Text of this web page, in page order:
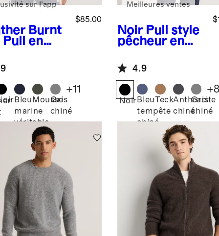
Burnt
Pull en
à col
$85.00
sur l’app
Bleu
marine
véritable
Mousse
Gris
chiné
+11
Noir Pull style
pêcheur en
Mongolie à
fermeture à
glissière
Meilleures ventes
4.9
Noir Bleu
tempête
chiné
TeckAnthracite
chiné
Gris
chiné
+